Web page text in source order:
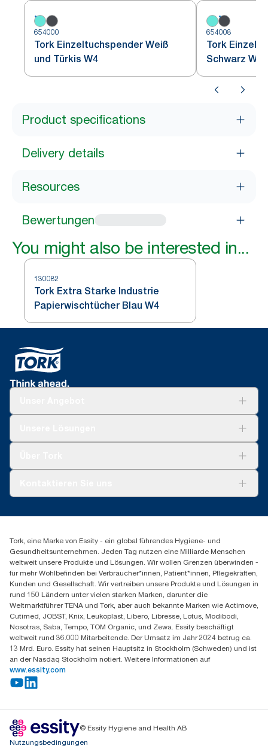
654000
Tork Einzeltuchspender Weiß
und Türkis W4
654008
Tork
Schwarz W4
Product specifications
Delivery details
Resources
Bewertungen
You might also be interested in...
130082
Tork Extra Starke Industrie
Papierwischtücher Blau W4
Spenderreklamation
+41 (0)848/810152
Essity Switzerland AG
Parkstraße 1b
6214 Schenkon
Mo-Do 8:00-16:30 | Fr 8:00-15:00
GLN: 7609999000928
Tork, eine Marke von Essity - ein global führendes Hygiene- und
Gesundheitsunternehmen. Jeden Tag nutzen eine Milliarde Menschen
weltweit unsere Produkte und Lösungen. Wir wollen Grenzen überwinden -
für mehr Wohlbefinden bei Verbraucher*innen, Patient*innen, Pflegekräften,
Kunden und Gesellschaft. Wir vertreiben unsere Produkte und Lösungen in
rund 150 Ländern unter vielen starken Marken, darunter die
Weltmarktführer TENA und Tork, aber auch bekannte Marken wie Actimove,
Cutimed, JOBST, Knix, Leukoplast, Libero, Libresse, Lotus, Modibodi,
Nosotras, Saba, Tempo, TOM Organic, und Zewa. Essity beschäftigt
weltweit rund 36.000 Mitarbeitende. Der Umsatz im Jahr 2024 betrug ca.
13 Mrd. Euro. Essity hat seinen Hauptsitz in Stockholm (Schweden) und ist
an der Nasdaq Stockholm notiert. Weitere Informationen auf
www.essity.com
© Essity Hygiene and Health AB
Nutzungsbedingungen